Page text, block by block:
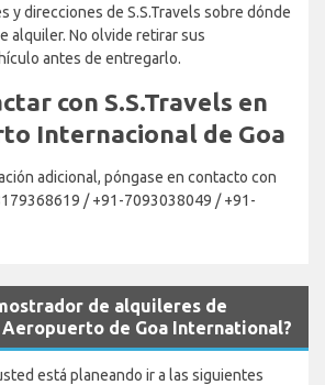
y direcciones de S.S.Travels sobre dónde
alquiler. No olvide retirar sus
antes de entregarlo.
con S.S.Travels en
Internacional de Goa
adicional, póngase en contacto con
/ +91-7093038049 / +91-
de alquileres de
Aeropuerto de Goa International?
está planeando ir a las siguientes